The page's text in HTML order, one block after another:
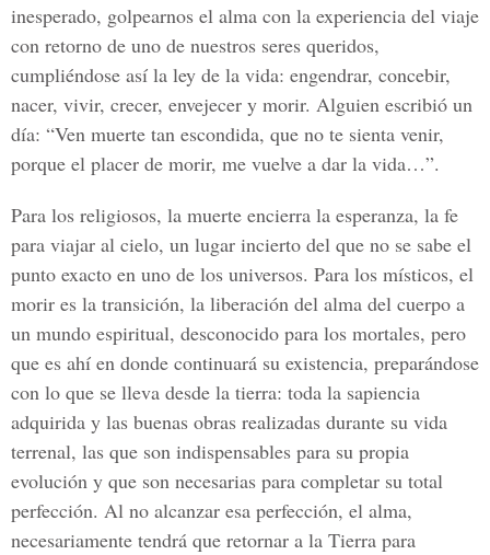
inesperado, golpearnos el alma con la experiencia del viaje
con retorno de uno de nuestros seres queridos,
cumpliéndose así la ley de la vida: engendrar, concebir,
nacer, vivir, crecer, envejecer y morir. Alguien escribió un
día: “Ven muerte tan escondida, que no te sienta venir,
porque el placer de morir, me vuelve a dar la vida…”.
Para los religiosos, la muerte encierra la esperanza, la fe
para viajar al cielo, un lugar incierto del que no se sabe el
punto exacto en uno de los universos. Para los místicos, el
morir es la transición, la liberación del alma del cuerpo a
un mundo espiritual, desconocido para los mortales, pero
que es ahí en donde continuará su existencia, preparándose
con lo que se lleva desde la tierra: toda la sapiencia
adquirida y las buenas obras realizadas durante su vida
terrenal, las que son indispensables para su propia
evolución y que son necesarias para completar su total
perfección. Al no alcanzar esa perfección, el alma,
necesariamente tendrá que retornar a la Tierra para